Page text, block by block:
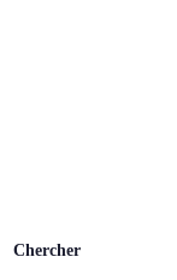
Chercher